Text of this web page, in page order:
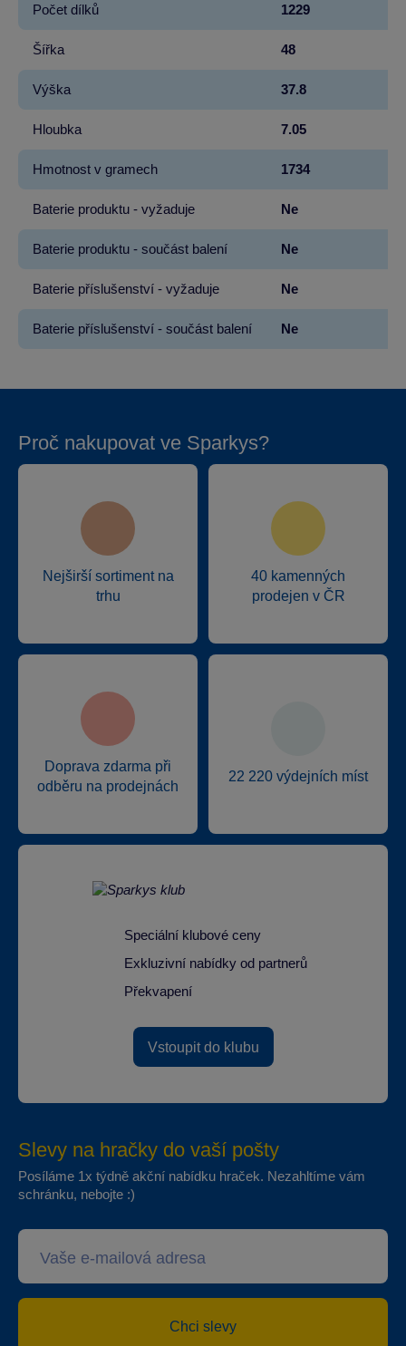
Počet dílků 1229
Šířka 48
Výška 37.8
Hloubka 7.05
Hmotnost v gramech 1734
Baterie produktu - vyžaduje Ne
Baterie produktu - součást balení Ne
Baterie příslušenství - vyžaduje Ne
Baterie příslušenství - součást balení Ne
Proč nakupovat ve Sparkys?
Nejširší sortiment na
trhu
40 kamenných
prodejen v ČR
Doprava zdarma při
odběru na prodejnách
22 220 výdejních míst
Speciální klubové ceny
Exkluzivní nabídky od partnerů
Překvapení
Vstoupit do klubu
Slevy na hračky do vaší pošty
Posíláme 1x týdně akční nabídku hraček. Nezahltíme vám
schránku, nebojte :)
Chci slevy